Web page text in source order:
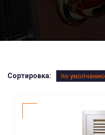
Сортировка: по умолчанию